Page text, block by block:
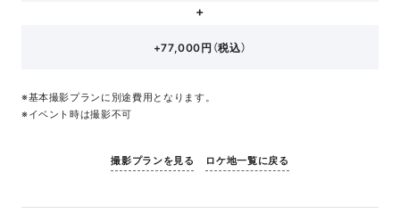
+77,000円（税込）
※基本撮影プランに別途費用となります。
※イベント時は撮影不可
撮影プランを見る ロケ地一覧に戻る